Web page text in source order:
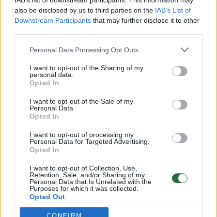
also be disclosed by us to third parties on the IAB’s List of
Downstream Participants that may further disclose it to other
Personal Data Processing Opt Outs
I want to opt-out of the Sharing of my
personal data.
Opted In
I want to opt-out of the Sale of my
Personal Data.
Opted In
I want to opt-out of processing my
Personal Data for Targeted Advertising.
Opted In
I want to opt-out of Collection, Use,
Retention, Sale, and/or Sharing of my
Personal Data that Is Unrelated with the
Purposes for which it was collected.
Opted Out
CONFIRM
vaiko gyvybių išgelbėti nepavyko
Žinios | Lietuvos diena
00:00:57
Savaitės vidurys nusimato karštas: temperatūra kils iki
32 laipsnių šilumos
Žinios | Orai
Nufilmavo, kaip patvino Vilniaus Vakarinis aplinkkelis:
Žinios | Lietuvos diena
00:00:55
Avarija Vilniuje: į stotelę įsirėžęs automobilis sužalojo
dvi moteris